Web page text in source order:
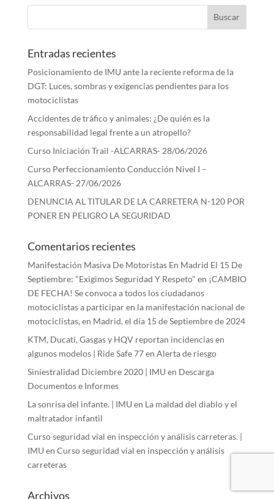
Entradas recientes
Posicionamiento de IMU ante la reciente reforma de la
DGT: Luces, sombras y exigencias pendientes para los
motociclistas
Accidentes de tráfico y animales: ¿De quién es la
responsabilidad legal frente a un atropello?
Curso Iniciación Trail -ALCARRAS- 28/06/2026
Curso Perfeccionamiento Conducción Nivel I –
ALCARRAS- 27/06/2026
DENUNCIA AL TITULAR DE LA CARRETERA N-120 POR
PONER EN PELIGRO LA SEGURIDAD
Comentarios recientes
Manifestación Masiva De Motoristas En Madrid El 15 De
Septiembre: "Exigimos Seguridad Y Respeto" en ¡CAMBIO
DE FECHA! Se convoca a todos los ciudadanos
motociclistas a participar en la manifestación nacional de
motociclistas, en Madrid, el día 15 de Septiembre de 2024
KTM, Ducati, Gasgas y HQV reportan incidencias en
algunos modelos | Ride Safe 77en Alerta de riesgo
Siniestralidad Diciembre 2020 | IMU en Descarga
Documentos e Informes
La sonrisa del infante. | IMU en La maldad del diablo y el
maltratador infantil
Curso seguridad vial en inspección y análisis carreteras. |
IMU en Curso seguridad vial en inspección y análisis
carreteras
Archivos